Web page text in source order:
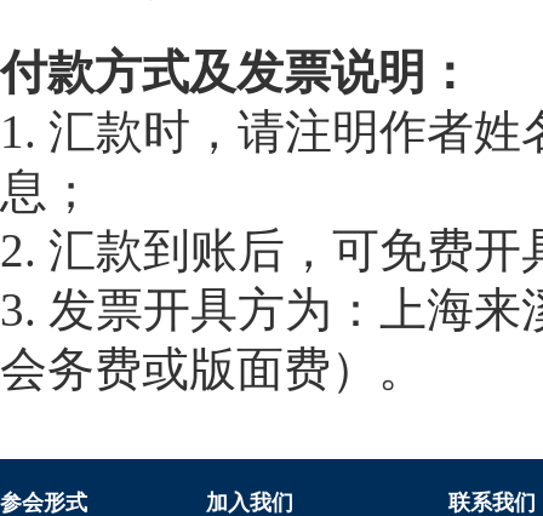
付款方式及发票说明：
1. 汇款时，请注明作者
息；
2. 汇款到账后，可免费
3. 发票开具方为：上海
会务费或版面费）。
参会形式 加入我们 联系我们